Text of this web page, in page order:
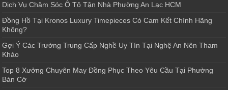
Dịch Vụ Chăm Sóc Ô Tô Tận Nhà Phường An Lạc HCM
Đồng Hồ Tại Kronos Luxury Timepieces Có Cam Kết Chính Hãng
Không?
Gợi Ý Các Trường Trung Cấp Nghề Uy Tín Tại Nghệ An Nên Tham
Khảo
Top 8 Xưởng Chuyên May Đồng Phục Theo Yêu Cầu Tại Phường
Bàn Cờ